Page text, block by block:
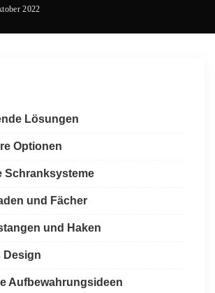
2022
Lösungen
Optionen
Schranksysteme
und Fächer
und Haken
Design
Aufbewahrungsideen